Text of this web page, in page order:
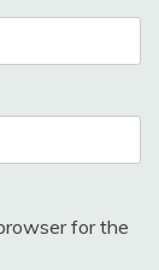
for the